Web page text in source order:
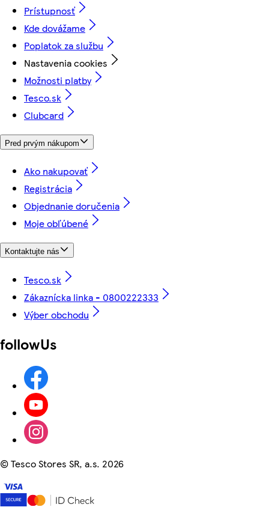
Prístupnosť
Kde dovážame
Poplatok za službu
Nastavenia cookies
Možnosti platby
Tesco.sk
Clubcard
Pred prvým nákupom
Ako nakupovať
Registrácia
Objednanie doručenia
Moje obľúbené
Kontaktujte nás
Tesco.sk
Zákaznícka linka - 0800222333
Výber obchodu
followUs
©Tesco Stores SR, a.s. 2026